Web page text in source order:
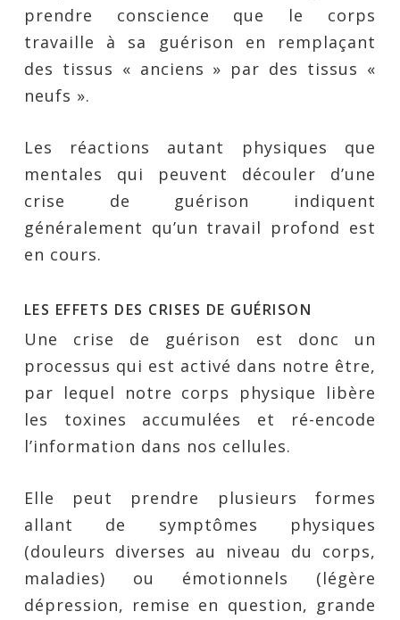
prendre conscience que le corps
travaille à sa guérison en remplaçant
des tissus « anciens » par des tissus «
neufs ».
Les réactions autant physiques que
mentales qui peuvent découler d’une
crise de guérison indiquent
généralement qu’un travail profond est
en cours.
LES EFFETS DES CRISES DE GUÉRISON
Une crise de guérison est donc un
processus qui est activé dans notre être,
par lequel notre corps physique libère
les toxines accumulées et ré-encode
l’information dans nos cellules.
Elle peut prendre plusieurs formes
allant de symptômes physiques
(douleurs diverses au niveau du corps,
maladies) ou émotionnels (légère
dépression, remise en question, grande